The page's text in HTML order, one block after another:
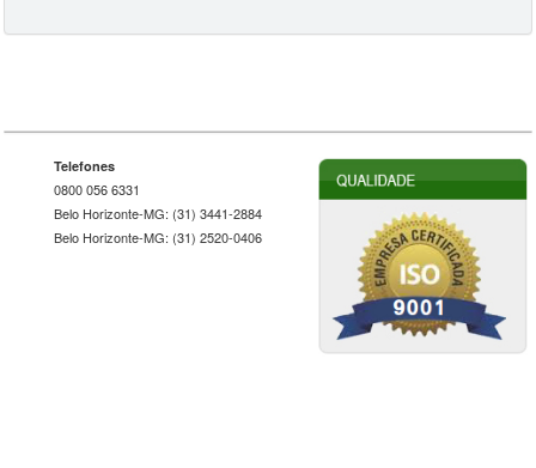
Telefones
0800 056 6331
Belo Horizonte-MG: (31) 3441-2884
Belo Horizonte-MG: (31) 2520-0406